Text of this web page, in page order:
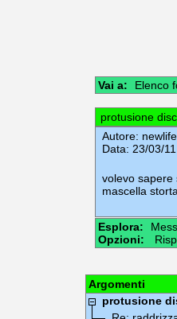
Vai a: Elenco
protusione
Autore: newlife
Data: 23/03/
volevo sapere
mascella
Esplora:
Opzioni:
Argomenti
protusione